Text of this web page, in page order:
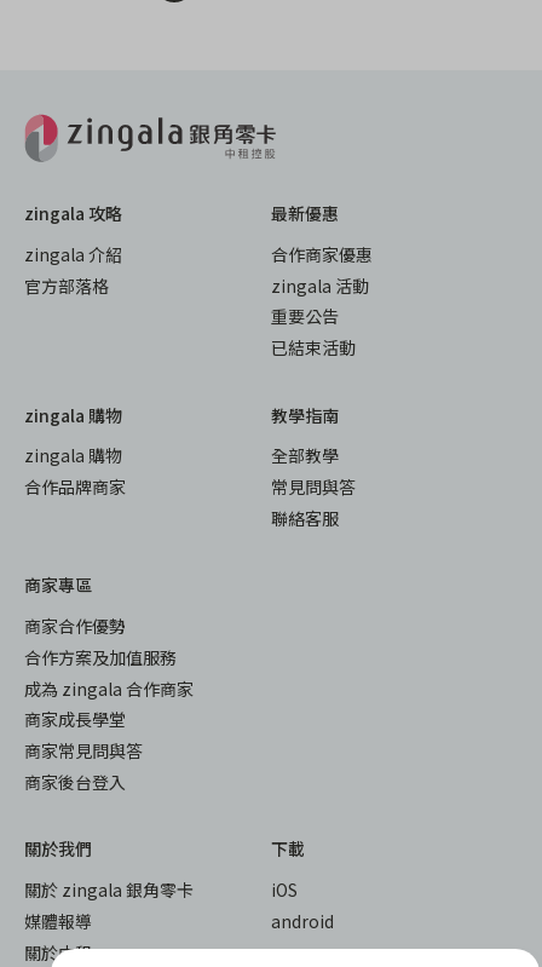
zingala 攻略
zingala 介紹
官方部落格
最新優惠
合作商家優惠
zingala 活動
重要公告
已結束活動
zingala 購物
zingala 購物
合作品牌商家
教學指南
全部教學
常見問與答
聯絡客服
商家專區
商家合作優勢
合作方案及加值服務
成為 zingala 合作商家
商家成長學堂
商家常見問與答
商家後台登入
關於我們
關於 zingala 銀角零卡
媒體報導
關於中租
下載
iOS
android